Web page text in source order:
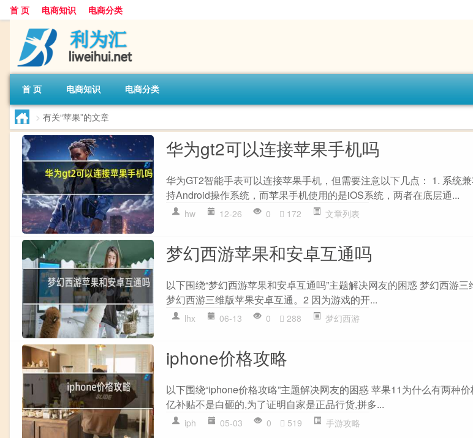
首 页 电商知识 电商分类
首 页 电商知识 电商分类
> 有关“苹果”的文章
华为gt2可以连接苹果手机吗
华为GT2智能手表可以连接苹果手机，但需要注意以下几点： 1. 系统
持Android操作系统，而苹果手机使用的是iOS系统，两者在底层通...
hw 12-26 0 172 文章列表
梦幻西游苹果和安卓互通吗
以下围绕“梦幻西游苹果和安卓互通吗”主题解决网友的困惑 梦幻西游
梦幻西游三维版苹果安卓互通。2 因为游戏的开...
lhx 06-13 0 288 梦幻西游
iphone价格攻略
以下围绕“iphone价格攻略”主题解决网友的困惑 苹果11为什么有两种
亿补贴不是白砸的,为了证明自家是正品行货,拼多...
iph 05-03 0 519 手游攻略